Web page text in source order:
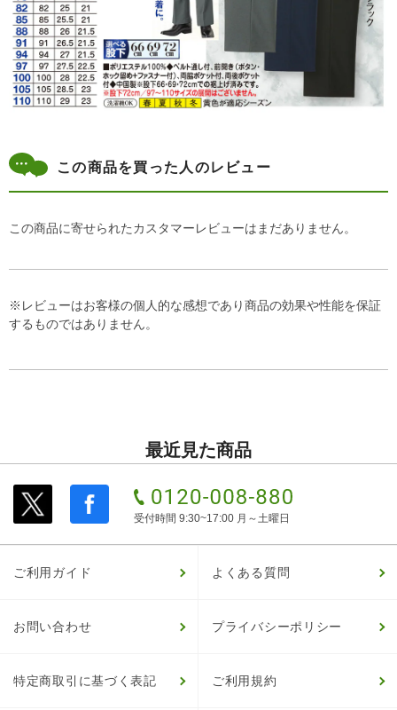
この商品を買った人のレビュー
この商品に寄せられたカスタマーレビューはまだありません。
※レビューはお客様の個人的な感想であり商品の効果や性能を保証
するものではありません。
最近見た商品
受付時間 9:30~17:00 月～土曜日
ご利用ガイド よくある質問
お問い合わせ プライバシーポリシー
特定商取引に基づく表記 ご利用規約